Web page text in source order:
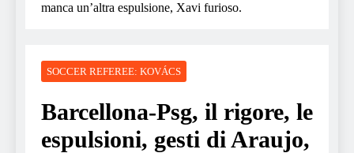
manca un’altra espulsione, Xavi furioso.
SOCCER REFEREE: KOVÁCS
Barcellona-Psg, il rigore, le
espulsioni, gesti di Araujo,